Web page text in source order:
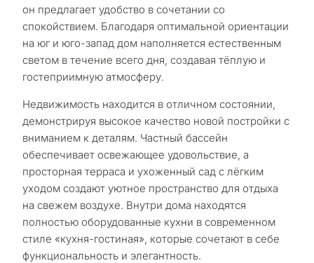
он предлагает удобство в сочетании со
спокойствием. Благодаря оптимальной ориентации
на юг и юго-запад дом наполняется естественным
светом в течение всего дня, создавая тёплую и
гостеприимную атмосферу.
Недвижимость находится в отличном состоянии,
демонстрируя высокое качество новой постройки с
вниманием к деталям. Частный бассейн
обеспечивает освежающее удовольствие, а
просторная терраса и ухоженный сад с лёгким
уходом создают уютное пространство для отдыха
на свежем воздухе. Внутри дома находятся
полностью оборудованные кухни в современном
стиле «кухня-гостиная», которые сочетают в себе
функциональность и элегантность.